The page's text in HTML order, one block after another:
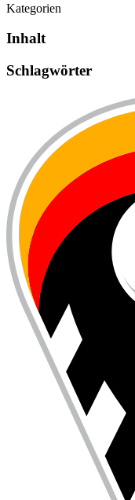
Kategorien
Inhalt
Schlag­wörter